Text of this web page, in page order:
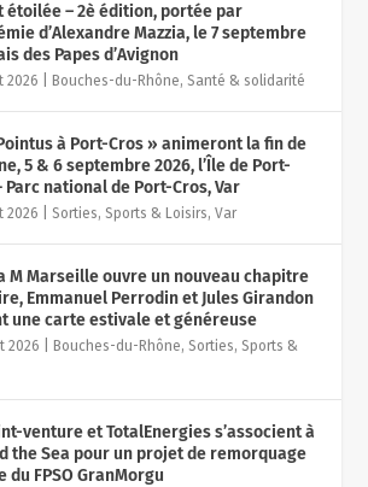
étoilée – 2è édition, portée par
d’Alexandre Mazzia, le 7 septembre
des Papes d’Avignon
2026 Bouches-du-Rhône,Santé & solidarité
à Port-Cros » animeront la fin de
5 & 6 septembre 2026, l’Île de Port-
Parc national de Port-Cros, Var
2026 |Sorties, Sports & Loisirs,Var
M Marseille ouvre un nouveau chapitre
Emmanuel Perrodin et Jules Girandon
une carte estivale et généreuse
2026 Bouches-du-Rhône,Sorties, Sports &
venture et TotalEnergies s’associent à
the Sea pour un projet de remorquage
du FPSO GranMorgu